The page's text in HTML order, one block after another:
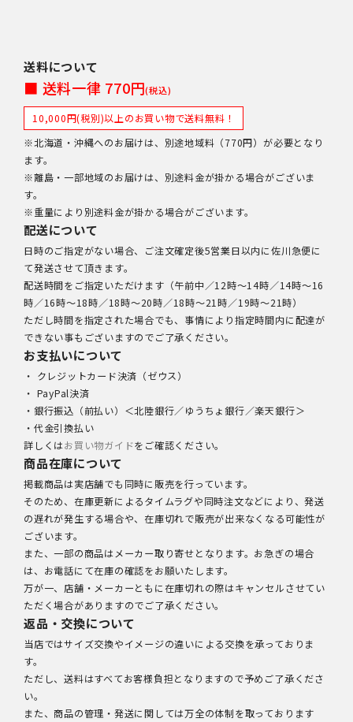
送料について
■ 送料一律 770円(税込)
10,000円(税別)以上のお買い物で送料無料！
※北海道・沖縄へのお届けは、別途地域料（770円）が必要となり
ます。
※離島・一部地域のお届けは、別途料金が掛かる場合がございま
す。
※重量により別途料金が掛かる場合がございます。
配送について
日時のご指定がない場合、ご注文確定後5営業日以内に佐川急便に
て発送させて頂きます。
配送時間をご指定いただけます（午前中／12時～14時／14時～16
時／16時～18時／18時～20時／18時～21時／19時～21時）
ただし時間を指定された場合でも、事情により指定時間内に配達が
できない事もございますのでご了承ください。
お支払いについて
・ クレジットカード決済（ゼウス）
・ PayPal決済
・銀行振込（前払い）＜北陸銀行／ゆうちょ銀行／楽天銀行＞
・代金引換払い
詳しくはお買い物ガイドをご確認ください。
商品在庫について
掲載商品は実店舗でも同時に販売を行っています。
そのため、在庫更新によるタイムラグや同時注文などにより、発送
の遅れが発生する場合や、在庫切れで販売が出来なくなる可能性が
ございます。
また、一部の商品はメーカー取り寄せとなります。お急ぎの場合
は、お電話にて在庫の確認をお願いたします。
万が一、店舗・メーカーともに在庫切れの際はキャンセルさせてい
ただく場合がありますのでご了承ください。
返品・交換について
当店ではサイズ交換やイメージの違いによる交換を承っておりま
す。
ただし、送料はすべてお客様負担となりますので予めご了承くださ
い。
また、商品の管理・発送に関しては万全の体制を取っております